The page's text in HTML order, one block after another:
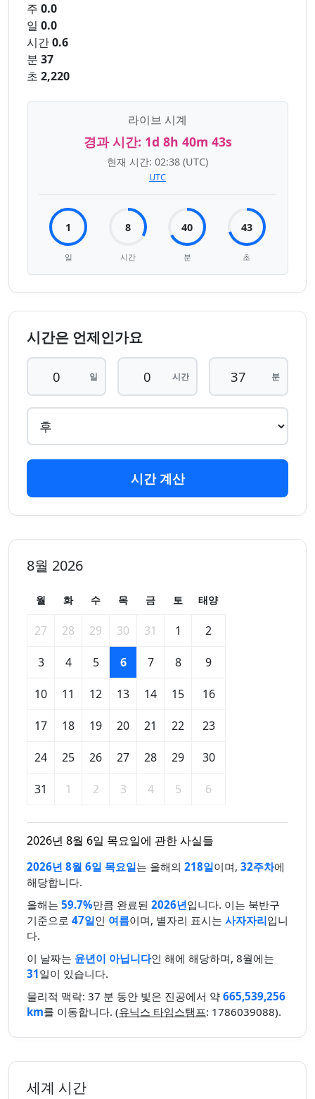
주 0.0
일 0.0
시간0.6
분 37
초 2,220
라이브 시계
경과 시간: 1d 8h 40m 43s
현재 시간: 02:38 (UTC)
UTC
1
일
8
시간
40
분
43
초
시간은 언제인가요
일 시간 분
시간 계산
8월 2026
월 화 수 목 금 토 태양
27 28 29 30 31 1 2
3 4 5 6 7 8 9
10 11 12 13 14 15 16
17 18 19 20 21 22 23
24 25 26 27 28 29 30
31 1 2 3 4 5 6
2026년 8월 6일 목요일에 관한 사실들
2026년 8월 6일 목요일는 올해의 218일이며, 32주차에
해당합니다.
올해는 59.7%만큼 완료된 2026년입니다. 이는 북반구
기준으로 47일인 여름이며, 별자리 표시는 사자자리입니
다.
이 날짜는 윤년이 아닙니다인 해에 해당하며, 8월에는
31일이 있습니다.
물리적 맥락: 37 분 동안 빛은 진공에서 약 665,539,256
km를 이동합니다. (유닉스 타임스탬프: 1786039088).
세계 시간